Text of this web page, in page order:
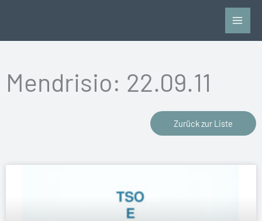
Mendrisio: 22.09.11
Zurück zur Liste